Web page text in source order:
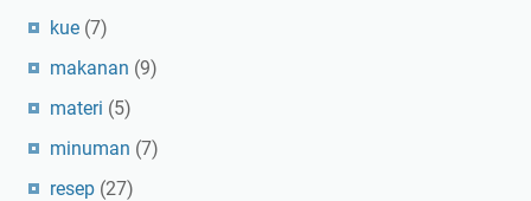
kue (7)
makanan (9)
materi (5)
minuman (7)
resep (27)